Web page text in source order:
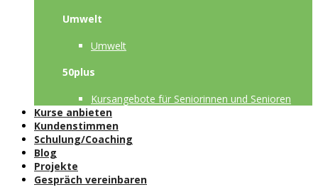
Umwelt
Umwelt
50plus
Kursangebote für Seniorinnen und Senioren
Kurse anbieten
Kundenstimmen
Schulung/Coaching
Blog
Projekte
Gespräch vereinbaren